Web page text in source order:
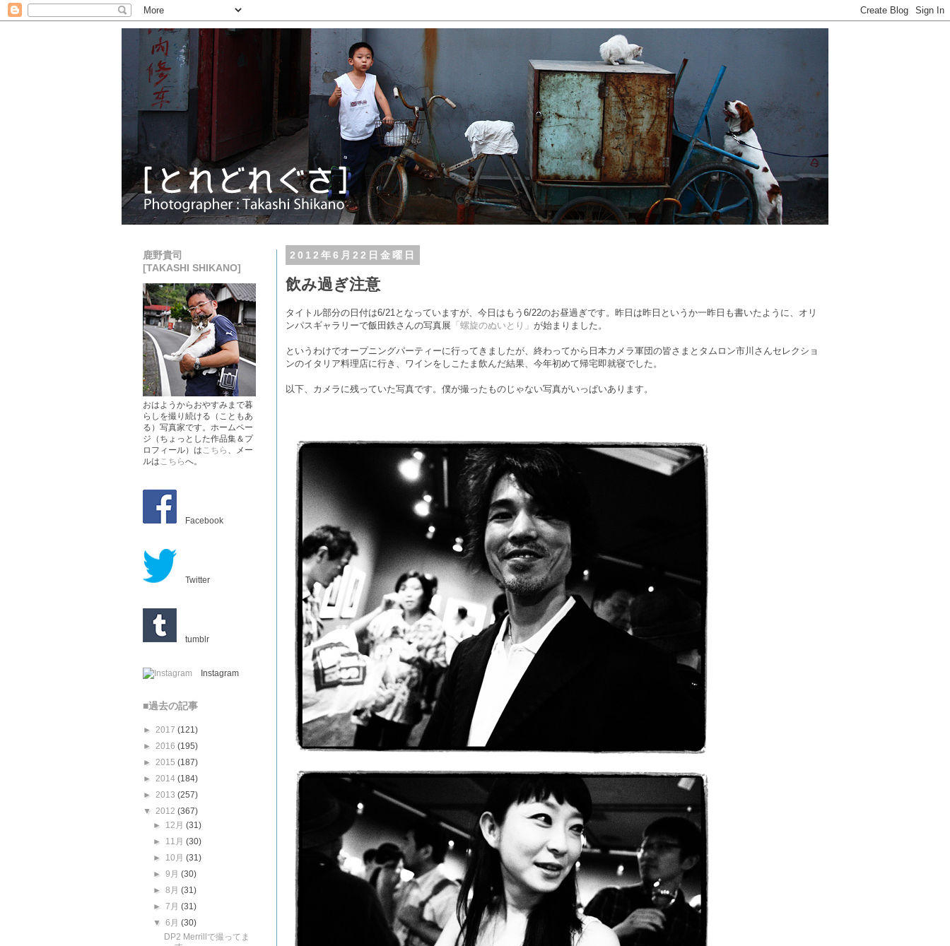
2012年6月22日金曜日
飲み過ぎ注意
タイトル部分の日付は6/21となっていますが、今日はもう6/22のお昼過ぎです。昨日は昨日というか一昨日も書いたように、オリ
ンパスギャラリーで飯田鉄さんの写真展 「螺旋のぬいとり」 が始まりました。
というわけでオープニングパーティーに行ってきましたが、終わってから日本カメラ軍団の皆さまとタムロン市川さんセレクショ
ンのイタリア料理店に行き、ワインをしこたま飲んだ結果、今年初めて帰宅即就寝でした。
以下、カメラに残っていた写真です。僕が撮ったものじゃない写真がいっぱいあります。
鹿野貴司
[TAKASHI SHIKANO]
おはようからおやすみまで暮
らしを撮り続ける（こともあ
る）写真家です。ホームペー
ジ（ちょっとした作品集＆プ
ロフィール）はこちら 、メー
ルはこちらへ。
Facebook
Twitter
tumblr
Instagram
■過去の記事
► 2017 (121)
► 2016 (195)
► 2015 (187)
► 2014 (184)
► 2013 (257)
▼ 2012 (367)
► 12月(31)
► 11月(30)
► 10月(31)
►9月(30)
►8月(31)
►7月(31)
▼6月(30)
DP2 Merrillで撮ってま